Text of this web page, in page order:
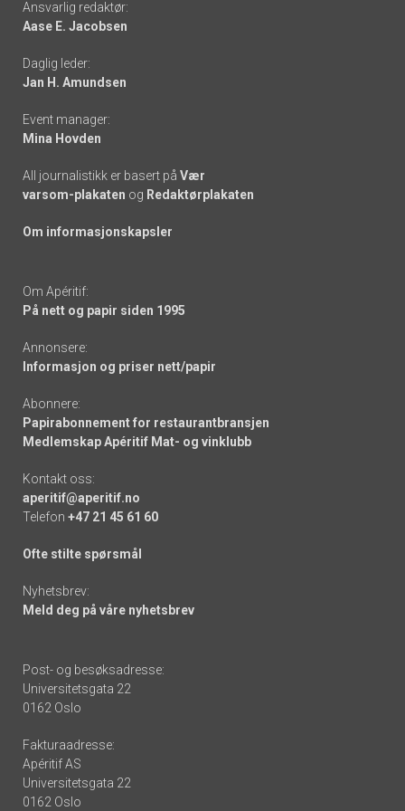
-
links
Ansvarlig redaktør:
Aase E. Jacobsen
Daglig leder:
Jan H. Amundsen
Event manager:
Mina Hovden
All journalistikk er basert på Vær
varsom-plakaten og Redaktørplakaten
Om informasjonskapsler
Om Apéritif:
På nett og papir siden 1995
Annonsere:
Informasjon og priser nett/papir
Abonnere:
Papirabonnement for restaurantbransjen
Medlemskap Apéritif Mat- og vinklubb
Kontakt oss:
aperitif@aperitif.no
Telefon +47 21 45 61 60
Ofte stilte spørsmål
Nyhetsbrev:
Meld deg på våre nyhetsbrev
Post- og besøksadresse:
Universitetsgata 22
0162 Oslo
Fakturaadresse:
Apéritif AS
Universitetsgata 22
0162 Oslo